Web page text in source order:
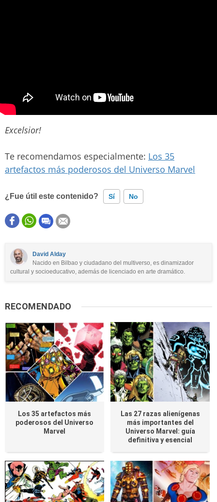
Excelsior!
Te recomendamos especialmente: Los 35
artefactos más poderosos del Universo Marvel
¿Fue útil este contenido? Sí No
Este contenido contiene información incorrecta
Otro
David Alday
Nacido en Bilbao y ciudadano del multiverso, es dinamizador
cultural y socioeducativo, además de licenciado en arte dramático.
RECOMENDADO
Los 35 artefactos más
poderosos del Universo
Marvel
Las 27 razas alienígenas
más importantes del
Universo Marvel: guía
definitiva y esencial